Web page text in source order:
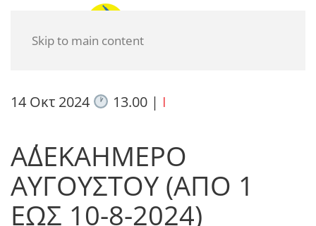
Skip to main content
14 Οκτ 2024 13.00| I
Α΄ΔΕΚΑΗΜΕΡΟ
ΑΥΓΟΥΣΤΟΥ (ΑΠΟ 1
ΕΩΣ 10-8-2024)